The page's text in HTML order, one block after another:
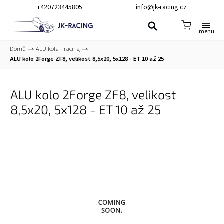
+420723445805 info@jk-racing.cz
Domů / ALU kola - racing /
ALU kolo 2Forge ZF8, velikost 8,5x20, 5x128 - ET 10 až 25
ALU kolo 2Forge ZF8, velikost
8,5x20, 5x128 - ET 10 až 25